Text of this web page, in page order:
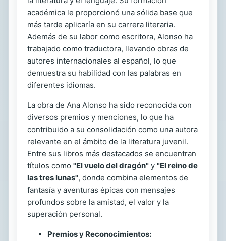
académica le proporcionó una sólida base que
más tarde aplicaría en su carrera literaria.
Además de su labor como escritora, Alonso ha
trabajado como traductora, llevando obras de
autores internacionales al español, lo que
demuestra su habilidad con las palabras en
diferentes idiomas.
La obra de Ana Alonso ha sido reconocida con
diversos premios y menciones, lo que ha
contribuido a su consolidación como una autora
relevante en el ámbito de la literatura juvenil.
Entre sus libros más destacados se encuentran
títulos como "El vuelo del dragón" y "El reino de
las tres lunas", donde combina elementos de
fantasía y aventuras épicas con mensajes
profundos sobre la amistad, el valor y la
superación personal.
Premios y Reconocimientos: